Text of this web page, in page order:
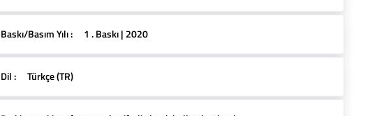
Baskı/Basım Yılı : 1 . Baskı | 2020
Dil : Türkçe (TR)